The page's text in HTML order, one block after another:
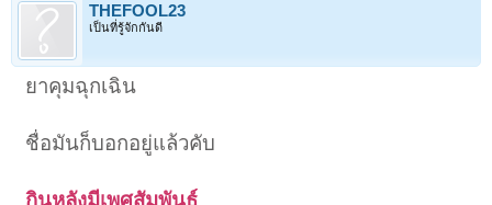
THEFOOL23
เป็นที่รู้จักกันดี
ยาคุมฉุกเฉิน
ชื่อมันก็บอกอยู่แล้วคับ
กินหลังมีเพศสัมพันธ์